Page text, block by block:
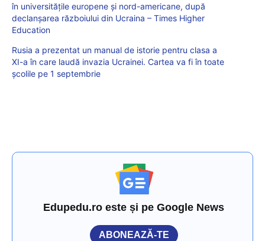
în universitățile europene și nord-americane, după
declanșarea războiului din Ucraina – Times Higher
Education
Rusia a prezentat un manual de istorie pentru clasa a
XI-a în care laudă invazia Ucrainei. Cartea va fi în toate
școlile pe 1 septembrie
Edupedu.ro este și pe Google News
ABONEAZĂ-TE